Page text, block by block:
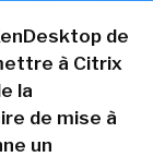
de
à Citrix
la
de mise à
un